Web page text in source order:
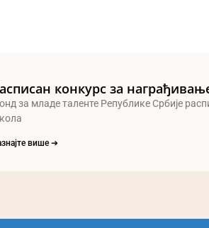
конкурс за
за младе таленте Републике Србије
више ➔